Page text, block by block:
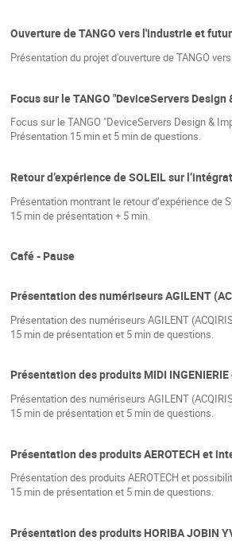
Ouverture de TANGO vers l'industrie et
Présentation du projet d'ouverture de TANGO
Focus sur le TANGO "DeviceServers
Focus sur le TANGO "DeviceServers Design &
Présentation 15 min et 5 min de questions.
Retour d’expérience de SOLEIL sur
Présentation montrant le retour d’expérience de
15 min de présentation + 5 min.
Café - Pause
Présentation des numériseurs AGILENT
Présentation des numériseurs AGILENT
15 min de présentation et 5 min de questions.
Présentation des produits MIDI
Présentation des numériseurs AGILENT
15 min de présentation et 5 min de questions.
Présentation des produits AEROTECH et
Présentation des produits AEROTECH et
15 min de présentation et 5 min de questions.
Présentation des produits HORIBA JOBIN